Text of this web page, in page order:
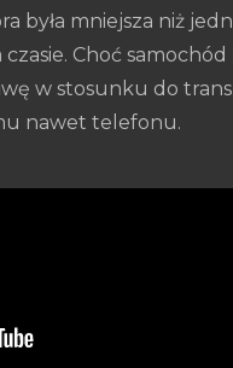
była mniejsza niż
Choć samochód
w stosunku do
nawet telefonu.